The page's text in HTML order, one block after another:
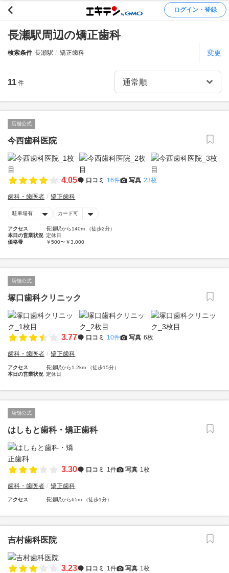
ログイン・登録
長瀬駅周辺の矯正歯科
検索条件 長瀬駅 矯正歯科 変更
11 件
店舗公式
今西歯科医院
4.05 口コミ 16件 写真 23枚
歯科・歯医者 矯正歯科
駐車場有 カード可
アクセス
長瀬駅から140m （徒歩2分）
本日の営業状況 定休日
価格帯
￥500〜￥3,000
店舗公式
塚口歯科クリニック
3.77 口コミ 10件 写真 6枚
歯科・歯医者 矯正歯科
アクセス
長瀬駅から1.2km （徒歩15分）
本日の営業状況 定休日
店舗公式
はしもと歯科・矯正歯科
3.30 口コミ 1件 写真 1枚
歯科・歯医者 矯正歯科
アクセス 長瀬駅から65m （徒歩1分）
吉村歯科医院
3.23 口コミ 1件 写真 1枚